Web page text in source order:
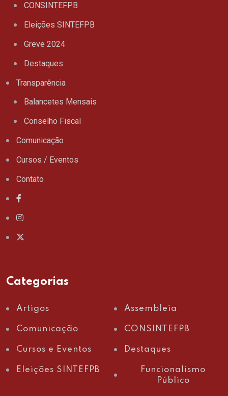
CONSINTEFPB
Eleições SINTEFPB
Greve 2024
Destaques
Transparência
Balancetes Mensais
Conselho Fiscal
Comunicação
Cursos / Eventos
Contato
Categorias
Artigos Assembleia
Comunicação CONSINTEFPB
Cursos e Eventos Destaques
Eleições SINTEFPB
Funcionalismo
Público